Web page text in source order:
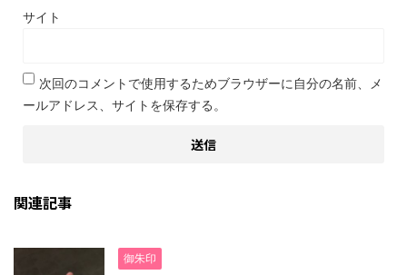
サイト
次回のコメントで使用するためブラウザーに自分の名前、メ
ールアドレス、サイトを保存する。
関連記事
御朱印